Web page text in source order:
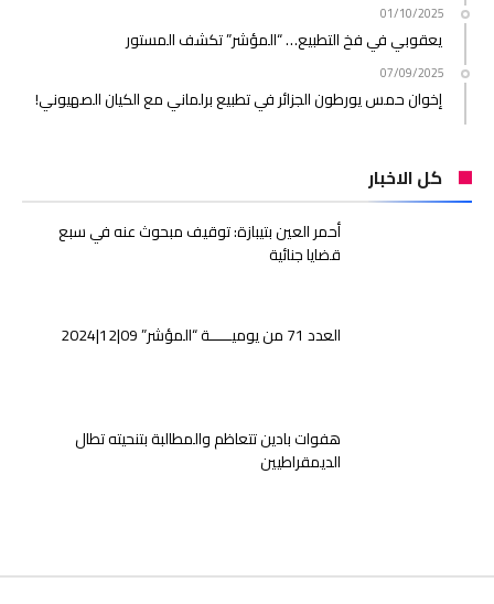
01/10/2025
يعقوبي في فخ التطبيع… “المؤشر” تكشف المستور
07/09/2025
إخوان حمس يورطون الجزائر في تطبيع برلماني مع الكيان الصهيوني!
كل الاخبار
أحمر العين بتيبازة: توقيف مبحوث عنه في سبع
قضايا جنائية
العدد 71 من يوميـــــة “المؤشر” 09|12|2024
هفوات بادين تتعاظم والمطالبة بتنحيته تطال
الديمقراطيين